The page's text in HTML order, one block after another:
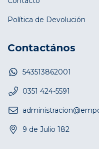
Política de Devolución
Contactános
543513862001
0351 424-5591
9 de Julio 182